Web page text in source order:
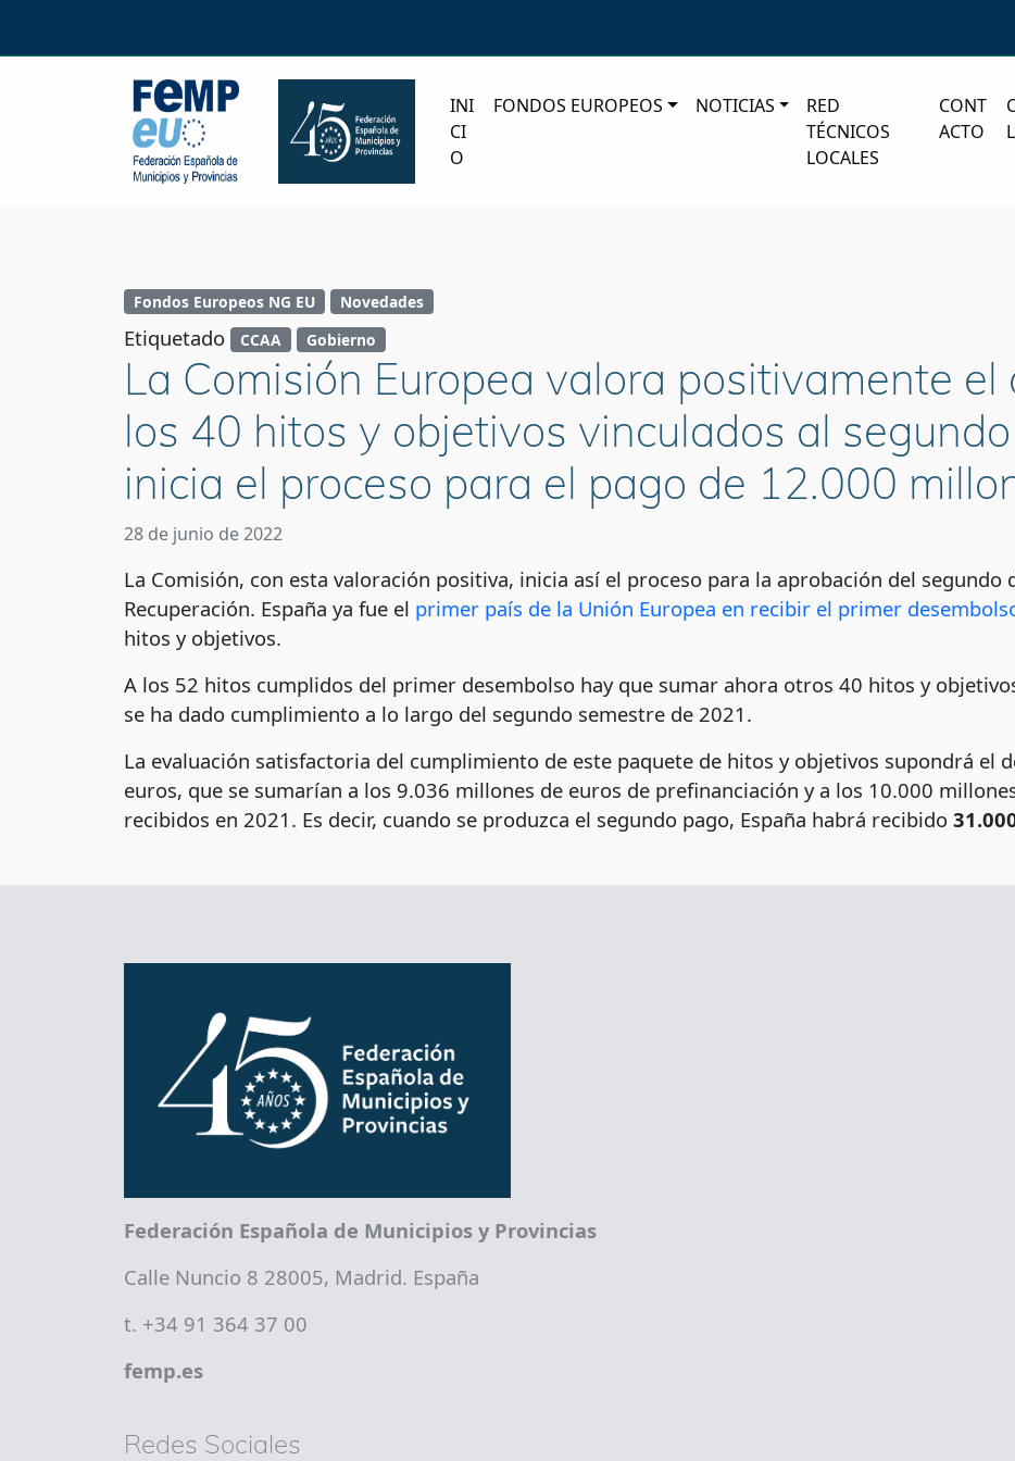
INI
CI
O
FONDOS EUROPEOS NOTICIAS
RED
TÉCNICOS
LOCALES
CONT
ACTO
Fondos Europeos NG EU Novedades
Etiquetado CCAA Gobierno
La Comisión Europea valora positivamente
los 40 hitos y objetivos vinculados al
inicia el proceso para el pago de 12.000
28 de junio de 2022
La Comisión, con esta valoración positiva, inicia así el proceso para la aprobación del segundo
Recuperación. España ya fue el primer país de la Unión Europea en recibir el primer
hitos y objetivos.
A los 52 hitos cumplidos del primer desembolso hay que sumar ahora otros 40 hitos y
se ha dado cumplimiento a lo largo del segundo semestre de 2021.
La evaluación satisfactoria del cumplimiento de este paquete de hitos y objetivos supondrá el
euros, que se sumarían a los 9.036 millones de euros de prefinanciación y a los 10.000
recibidos en 2021. Es decir, cuando se produzca el segundo pago, España habrá recibido
Federación Española de Municipios y Provincias
Calle Nuncio 8 28005, Madrid. España
t. +34 91 364 37 00
femp.es
Redes Sociales